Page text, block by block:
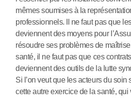
mêmes soumises à la
professionnels. Il ne faut pas que
deviennent des moyens pour
résoudre ses problèmes de
santé, il ne faut pas que ces
deviennent des outils de la lutte
Si l’on veut que les acteurs du soin
cette autre exercice de la santé, qui